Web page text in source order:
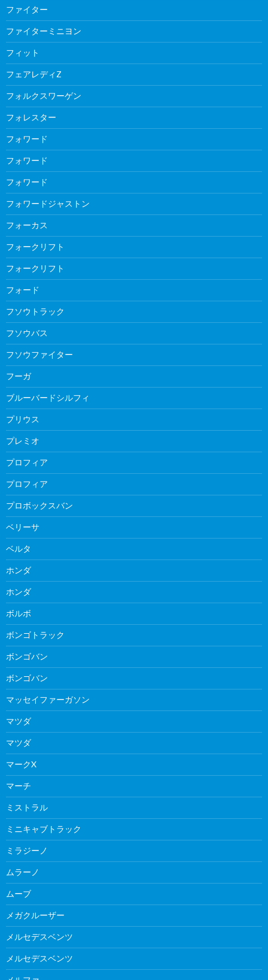
ファイター
ファイターミニヨン
フィット
フェアレディZ
フォルクスワーゲン
フォレスター
フォワード
フォワード
フォワード
フォワードジャストン
フォーカス
フォークリフト
フォークリフト
フォード
フソウトラック
フソウバス
フソウファイター
フーガ
ブルーバードシルフィ
プリウス
プレミオ
プロフィア
プロフィア
プロボックスバン
ベリーサ
ベルタ
ホンダ
ホンダ
ボルボ
ボンゴトラック
ボンゴバン
ボンゴバン
マッセイファーガソン
マツダ
マツダ
マークX
マーチ
ミストラル
ミニキャブトラック
ミラジーノ
ムラーノ
ムーブ
メガクルーザー
メルセデスベンツ
メルセデスベンツ